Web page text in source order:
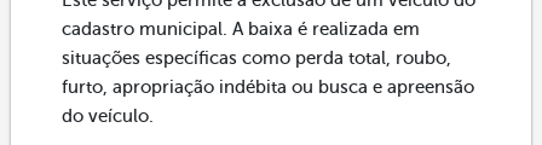
cadastro municipal. A baixa é realizada em
situações específicas como perda total, roubo,
furto, apropriação indébita ou busca e apreensão
do veículo.